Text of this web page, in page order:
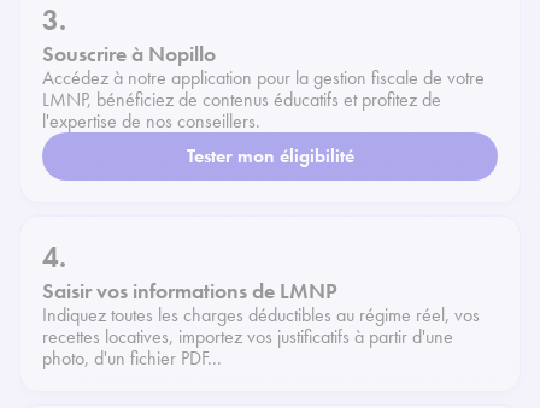
3.
Souscrire à Nopillo
Accédez à notre application pour la gestion fiscale de votre
LMNP, bénéficiez de contenus éducatifs et profitez de
l'expertise de nos conseillers.
Tester mon éligibilité
4.
Saisir vos informations de LMNP
Indiquez toutes les charges déductibles au régime réel, vos
recettes locatives, importez vos justificatifs à partir d'une
photo, d'un fichier PDF...